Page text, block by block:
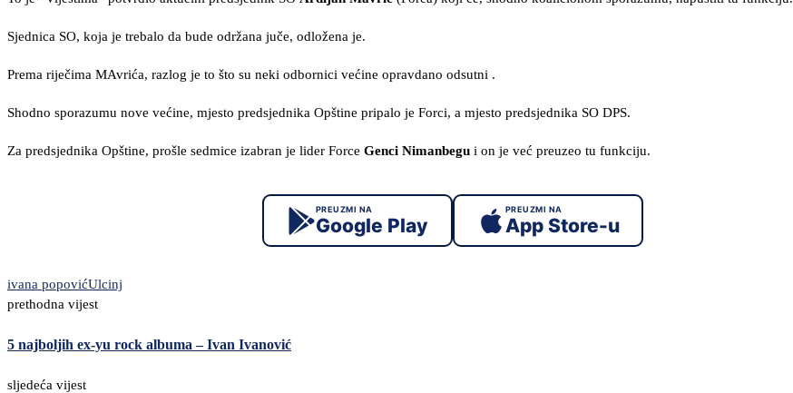
Sjednica SO, koja je trebalo da bude održana juče, odložena je.
Prema riječima MAvrića, razlog je to što su neki odbornici većine opravdano odsutni .
Shodno sporazumu nove većine, mjesto predsjednika Opštine pripalo je Forci, a mjesto predsjednika SO DPS.
Za predsjednika Opštine, prošle sedmice izabran je lider Force Genci Nimanbegu i on je već preuzeo tu funkciju.
PREUZMI NA
Google Play
PREUZMI NA
App Store-u
ivana popovićUlcinj
prethodna vijest
5 najboljih ex-yu rock albuma – Ivan Ivanović
sljedeća vijest